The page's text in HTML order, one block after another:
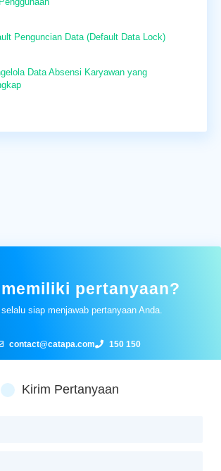
Penguncian Data (Default Data Lock)
Data Absensi Karyawan yang
pertanyaan?
selalu siap menjawab pertanyaan Anda.
contact@catapa.com 150 150
Kirim Pertanyaan